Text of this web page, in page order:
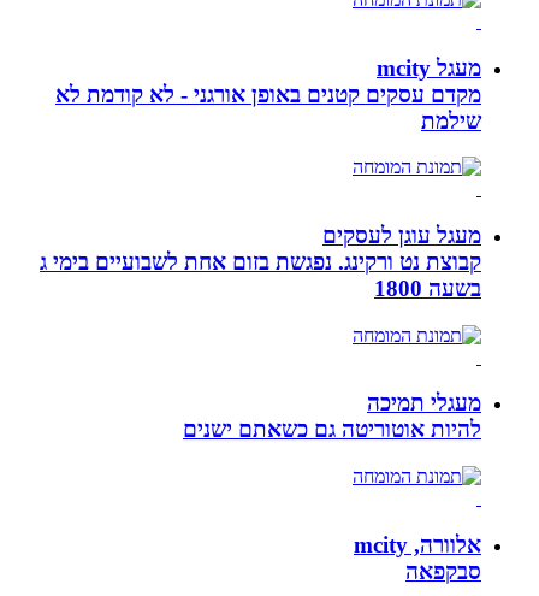
מעגל mcity
מקדם עסקים קטנים באופן אורגני - לא קודמת לא
שילמת
מעגל עוגן לעסקים
קבוצת נט ורקינג. נפגשת בזום אחת לשבועיים בימי ג
בשעה 1800
מעגלי תמיכה
להיות אוטוריטה גם כשאתם ישנים
אלוורה, mcity
סבקפאה